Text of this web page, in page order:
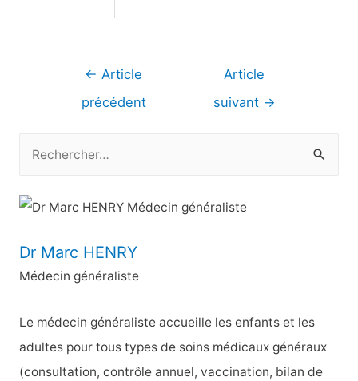
Navigation
← Article
précédent
Article
suivant →
c
e
r
h
e
r
Dr Marc HENRY
Médecin généraliste
Le médecin généraliste accueille les enfants et les
adultes pour tous types de soins médicaux généraux
(consultation, contrôle annuel, vaccination, bilan de